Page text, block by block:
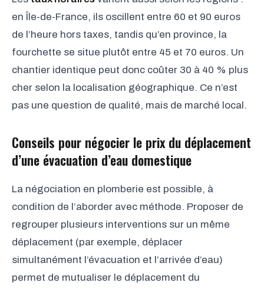
en Île-de-France, ils oscillent entre 60 et 90 euros
de l’heure hors taxes, tandis qu’en province, la
fourchette se situe plutôt entre 45 et 70 euros. Un
chantier identique peut donc coûter 30 à 40 % plus
cher selon la localisation géographique. Ce n’est
pas une question de qualité, mais de marché local.
Conseils pour négocier le prix du déplacement
d’une évacuation d’eau domestique
La négociation en plomberie est possible, à
condition de l’aborder avec méthode. Proposer de
regrouper plusieurs interventions sur un même
déplacement (par exemple, déplacer
simultanément l’évacuation et l’arrivée d’eau)
permet de mutualiser le déplacement du